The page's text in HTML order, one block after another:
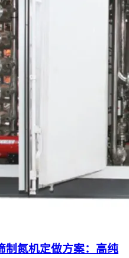
制氮机定做方案：高纯